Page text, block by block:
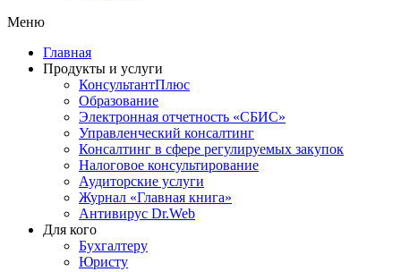
Меню
Главная
Продукты и услуги
КонсультантПлюс
Образование
Электронная отчетность «СБИС»
Управленческий консалтинг
Консалтинг в сфере регулируемых закупок
Налоговое консультирование
Аудиторские услуги
Журнал «Главная книга»
Антивирус Dr.Web
Для кого
Бухгалтеру
Юристу